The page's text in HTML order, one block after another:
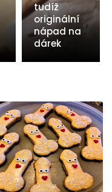
tudíž
originální
nápad na
dárek